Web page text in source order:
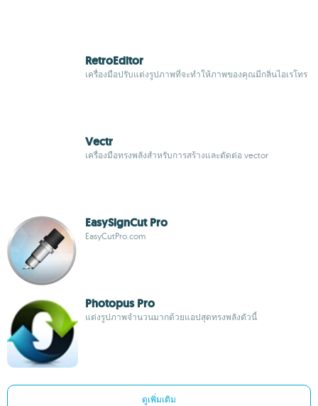
RetroEditor
เครื่องมือปรับแต่งรูปภาพที่จะทำให้ภาพของคุณมีกลิ่นไอเรโทร
Vectr
เครื่องมือทรงพลังสำหรับการสร้างและตัดต่อ vector
EasySignCut Pro
EasyCutPro.com
Photopus Pro
แต่งรูปภาพจำนวนมากด้วยแอปสุดทรงพลังตัวนี้
ดูเพิ่มเติม